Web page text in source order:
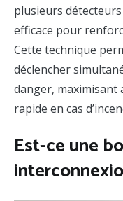
plusieurs
efficace pour
Cette technique
déclencher
danger, maximisant
rapide en cas
Est-ce une